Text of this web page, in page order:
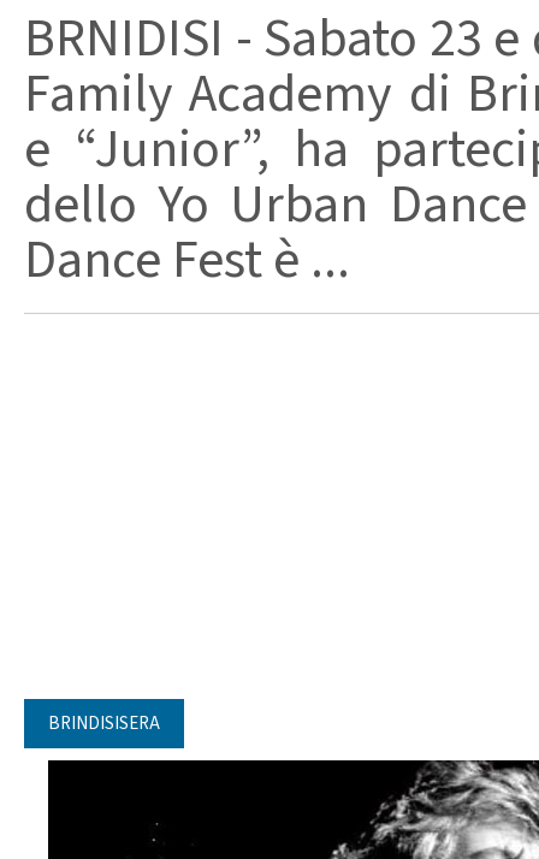
BRNIDISI - Sabato 23
Family Academy di
e “Junior”, ha
dello Yo Urban
Dance Fest è ...
BRINDISISERA